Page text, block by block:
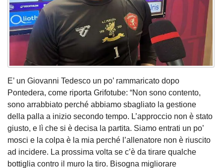
E’ un Giovanni Tedesco un po’ rammaricato dopo
Pontedera, come riporta Grifotube: “Non sono contento,
sono arrabbiato perché abbiamo sbagliato la gestione
della palla a inizio secondo tempo. L’approccio non è stato
giusto, e lì che si è decisa la partita. Siamo entrati un po’
mosci e la colpa è la mia perché l’allenatore non è riuscito
ad incidere. La prossima volta se c’è da tirare qualche
bottiglia contro il muro la tiro. Bisogna migliorare